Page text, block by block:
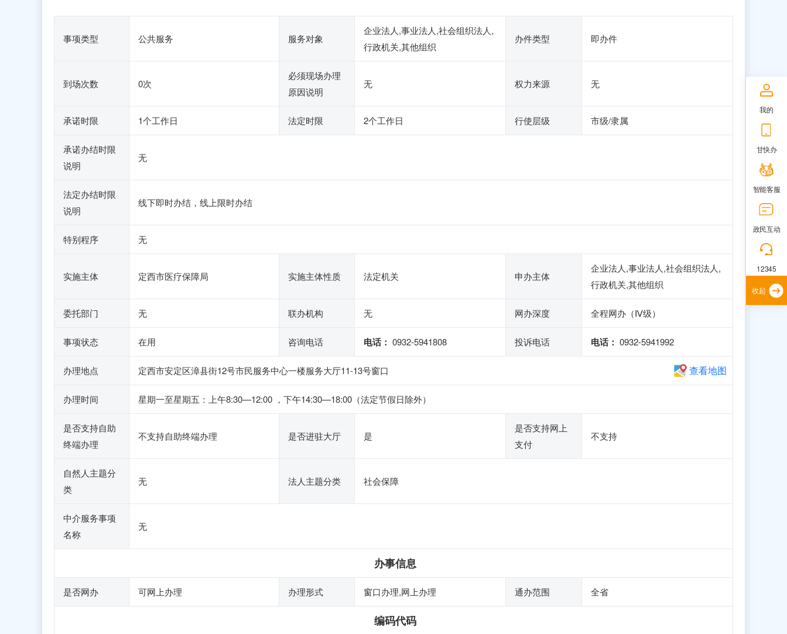
事项类型 公共服务 服务对象
企业法人,事业法人,社会组织法人,
行政机关,其他组织
办件类型 即办件
到场次数 0次
必须现场办理
原因说明
无 权力来源 无
承诺时限 1个工作日 法定时限 2个工作日 行使层级 市级/隶属
承诺办结时限
说明
无
法定办结时限
说明
线下即时办结，线上限时办结
特别程序 无
实施主体 定西市医疗保障局 实施主体性质 法定机关 申办主体
企业法人,事业法人,社会组织法人,
行政机关,其他组织
委托部门 无 联办机构 无 网办深度 全程网办（Ⅳ级）
事项状态 在用 咨询电话 电话： 0932-5941808 投诉电话 电话： 0932-5941992
办理地点 定西市安定区漳县街12号市民服务中心一楼服务大厅11-13号窗口 查看地图
办理时间 星期一至星期五：上午8:30—12:00 ，下午14:30—18:00（法定节假日除外）
是否支持自助
终端办理
不支持自助终端办理 是否进驻大厅 是
是否支持网上
支付
不支持
自然人主题分
类
无 法人主题分类 社会保障
中介服务事项
名称
无
办事信息
是否网办 可网上办理 办理形式 窗口办理,网上办理 通办范围 全省
编码代码
我的
甘快办
智能客服
政民互动
12345
收起